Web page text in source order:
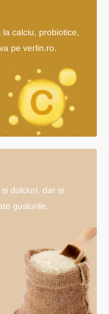
calciu, probiotice,
pe verlin.ro.
dulciuri, dar și
gusturile.